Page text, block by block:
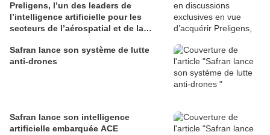
Preligens, l’un des leaders de
l’intelligence artificielle pour les
secteurs de l’aérospatial et de la
Safran lance son système de lutte
anti-drones
Safran lance son intelligence
artificielle embarquée ACE